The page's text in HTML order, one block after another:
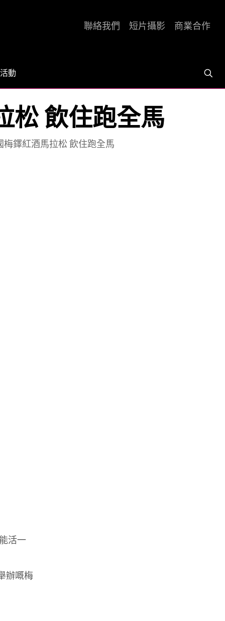
活動
聯絡我們 短片攝影 商業合作
松 飲住跑全馬
鐸紅酒馬拉松 飲住跑全馬
活一
辦嘅梅